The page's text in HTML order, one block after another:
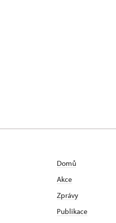
Domů
Akce
Zprávy
Publikace